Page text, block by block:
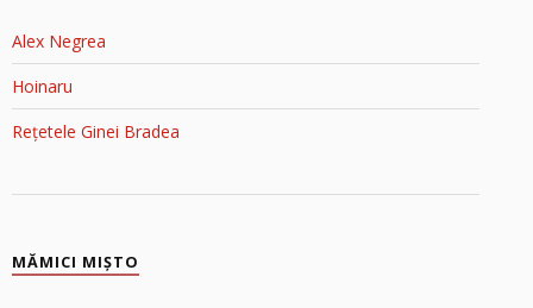
Alex Negrea
Hoinaru
Rețetele Ginei Bradea
MĂMICI MIŞTO